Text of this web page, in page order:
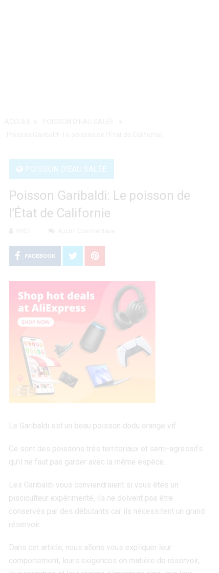
POISSON D’EAU SALÉE
Poisson Garibaldi: Le poisson de
l’État de Californie
FACEBOOK
Le Garibaldi est un beau poisson dodu orange vif.
Ce sont des poissons très territoriaux et semi-agressifs
qu’il ne faut pas garder avec la même espèce.
Les Garibaldi vous conviendraient si vous êtes un
pisciculteur expérimenté, ils ne doivent pas être
conservés par des débutants car ils nécessitent un grand
réservoir.
Dans cet article, nous allons vous expliquer leur
comportement, leurs exigences en matière de réservoir,